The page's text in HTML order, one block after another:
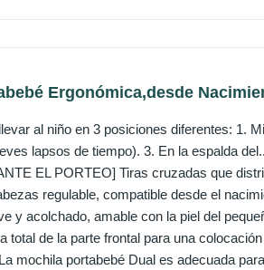
Ergonómica,desde
al niño en 3 posiciones diferentes: 1.
lapsos de tiempo). 3. En la espalda
EL PORTEO] Tiras cruzadas que
regulable, compatible desde el
y acolchado, amable con la piel del
total de la parte frontal para una
mochila portabebé Dual es adecuada